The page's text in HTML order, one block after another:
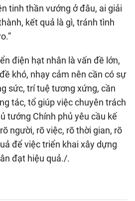
tinh thần vướng ở đâu, ai giải
kết quả là gì, tránh tình
điện hạt nhân là vấn đề lớn,
khó, nhạy cảm nên cần có sự
sức, trí tuệ tương xứng, cần
tác, tổ giúp việc chuyên trách
tướng Chính phủ yêu cầu kế
người, rõ việc, rõ thời gian, rõ
để việc triển khai xây dựng
đạt hiệu quả./.